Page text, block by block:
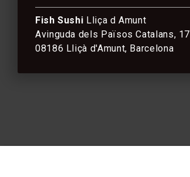
Fish Sushi Lliça d Amunt
Avinguda dels Països Catalans, 17
08186 Lliçà d'Amunt, Barcelona